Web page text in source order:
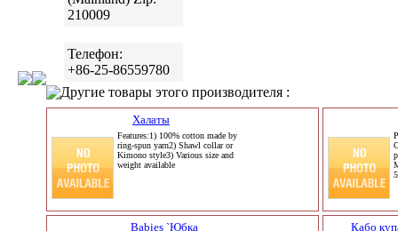
210009
Телефон:
+86-25-86559780
Другие товары этого производителя :
Халаты
Features:1) 100% cotton made by
ring-spun yarn2) Shawl collar or
Kimono style3) Various size and
weight available
Babies `Юбка Кабо